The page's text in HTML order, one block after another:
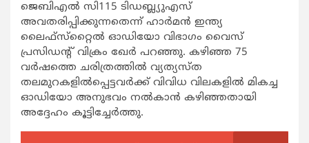
ജെബിഎല്‍ സി115 ടിഡബ്ല്യുഎസ്
അവതരിപ്പിക്കുന്നതെന്ന് ഹാര്‍മന്‍ ഇന്ത്യ
ലൈഫ്‌സ്‌റ്റൈല്‍ ഓഡിയോ വിഭാഗം വൈസ്
പ്രസിഡന്റ് വിക്രം ഖേര്‍ പറഞ്ഞു. കഴിഞ്ഞ 75
വര്‍ഷത്തെ ചരിത്രത്തില്‍ വ്യത്യസ്ത
തലമുറകളില്‍പ്പെട്ടവര്‍ക്ക് വിവിധ വിലകളില്‍ മികച്ച
ഓഡിയോ അനുഭവം നല്‍കാന്‍ കഴിഞ്ഞതായി
അദ്ദേഹം കൂട്ടിച്ചേര്‍ത്തു.